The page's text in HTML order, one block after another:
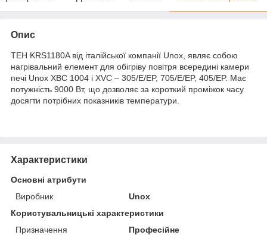
Опис
ТЕН KRS1180A від італійської компанії Unox, являє собою
нагрівальний елемент для обігріву повітря всередині камери
печі Unox XBC 1004 і XVC – 305/E/EP, 705/E/EP, 405/EP. Має
потужність 9000 Вт, що дозволяє за короткий проміжок часу
досягти потрібних показників температури.
Характеристики
Основні атрибути
Виробник
Unox
Користувальницькі характеристики
Призначення
Професійне